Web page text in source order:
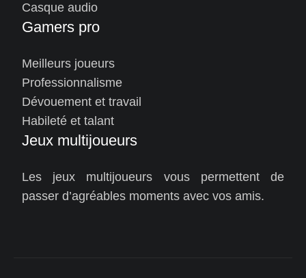
Casque audio
Gamers pro
Meilleurs joueurs
Professionnalisme
Dévouement et travail
Habileté et talant
Jeux multijoueurs
Les jeux multijoueurs vous permettent de
passer d’agréables moments avec vos amis.